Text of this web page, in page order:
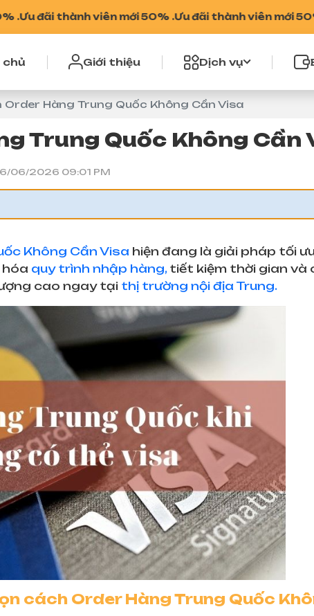
thành viên mới 50% .Ưu đãi thành viên mới 50% .Ưu
chủ Giới thiệu Dịch vụ
Order Hàng Trung Quốc Không Cần Visa
Trung Quốc Không Cần
06/2026 09:01 PM
Không Cần Visa hiện đang là giải pháp tối
hóa quy trình nhập hàng, tiết kiệm thời gian và
cao ngay tại thị trường nội địa Trung.
cách Order Hàng Trung Quốc